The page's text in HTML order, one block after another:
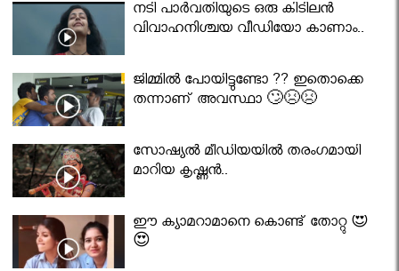
നടി പാർവതിയുടെ ഒരു കിടിലൻ
വിവാഹനിശ്ചയ വീഡിയോ കാണാം..
ജിമ്മിൽ പോയിട്ടുണ്ടോ ?? ഇതൊക്കെ
തന്നാണ് അവസ്ഥാ 🙄😣😣
സോഷ്യൽ മീഡിയയിൽ തരംഗമായി
മാറിയ കൃഷ്ണൻ..
ഈ ക്യാമറാമാനെ കൊണ്ട് തോറ്റു 😍
😍